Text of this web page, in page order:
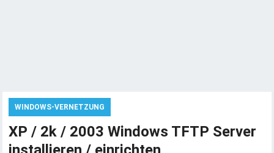
WINDOWS-VERNETZUNG
XP / 2k / 2003 Windows TFTP Server